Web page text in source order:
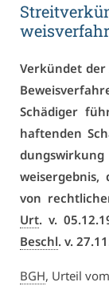
Ver­kün­det der
Schä­di­ger
haf­ten­den
wei­s­er­geb­nis,
von
Urt. v.
Beschl. v.
BGH, Ur­teil